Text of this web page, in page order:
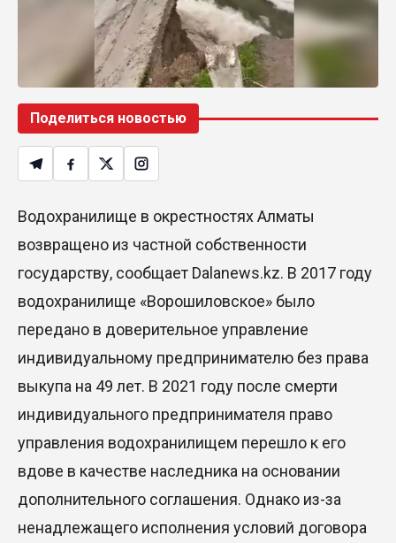
Поделиться новостью
Водохранилище в окрестностях Алматы
возвращено из частной собственности
государству, сообщает Dalanews.kz. В 2017 году
водохранилище «Ворошиловское» было
передано в доверительное управление
индивидуальному предпринимателю без права
выкупа на 49 лет. В 2021 году после смерти
индивидуального предпринимателя право
управления водохранилищем перешло к его
вдове в качестве наследника на основании
дополнительного соглашения. Однако из-за
ненадлежащего исполнения условий договора